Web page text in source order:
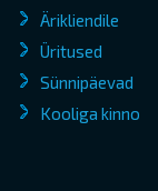
Ärikliendile
Üritused
Sünnipäevad
Kooliga kinno